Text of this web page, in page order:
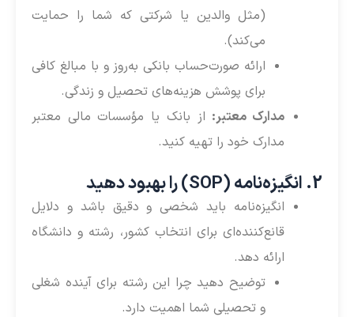
(مثل والدین یا شرکتی که شما را حمایت
می‌کند).
ارائه صورت‌حساب بانکی به‌روز و با مبالغ کافی
برای پوشش هزینه‌های تحصیل و زندگی.
مدارک معتبر: از بانک یا مؤسسات مالی معتبر
مدارک خود را تهیه کنید.
2. انگیزه‌نامه (SOP) را بهبود دهید
انگیزه‌نامه باید شخصی و دقیق باشد و دلایل
قانع‌کننده‌ای برای انتخاب کشور، رشته و دانشگاه
ارائه دهد.
توضیح دهید چرا این رشته برای آینده شغلی
و تحصیلی شما اهمیت دارد.